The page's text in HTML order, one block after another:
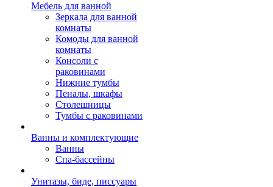
Мебель для ванной
Зеркала для ванной
комнаты
Комоды для ванной
комнаты
Консоли с
раковинами
Нижние тумбы
Пеналы, шкафы
Столешницы
Тумбы с раковинами
Ванны и комплектующие
Ванны
Спа-бассейны
Унитазы, биде, писсуары